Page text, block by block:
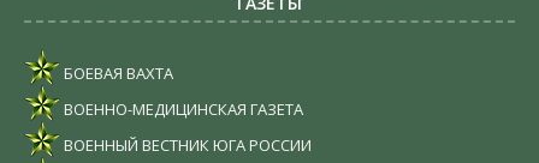
БОЕВАЯ ВАХТА
ВОЕННО-МЕДИЦИНСКАЯ ГАЗЕТА
ВОЕННЫЙ ВЕСТНИК ЮГА РОССИИ